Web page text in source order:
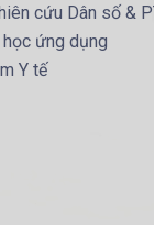
cứu Dân số &
học ứng dụng
Y tế